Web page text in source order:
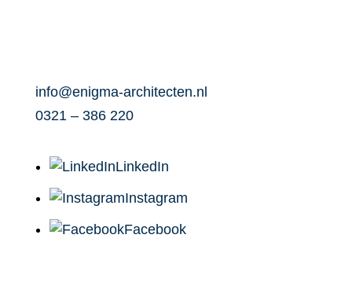
info@enigma-architecten.nl
0321 – 386 220
LinkedIn
Instagram
Facebook